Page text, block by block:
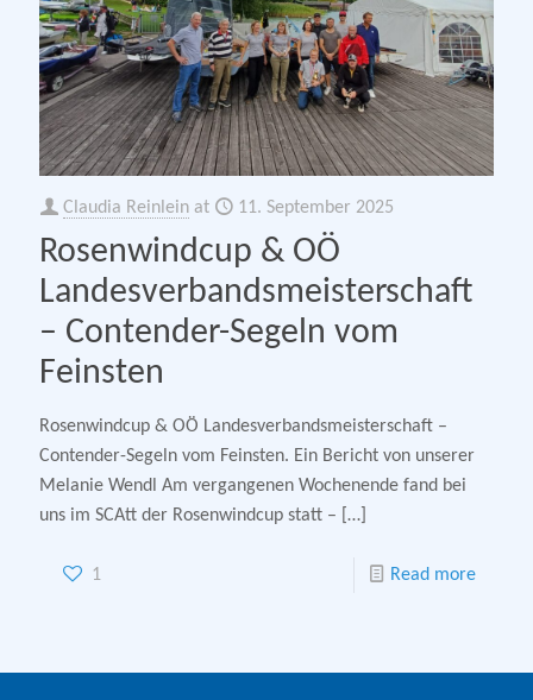
Claudia Reinlein at 11. September 2025
Rosenwindcup & OÖ
Landesverbandsmeisterschaft
– Contender-Segeln vom
Feinsten
Rosenwindcup & OÖ Landesverbandsmeisterschaft –
Contender-Segeln vom Feinsten. Ein Bericht von unserer
Melanie Wendl Am vergangenen Wochenende fand bei
uns im SCAtt der Rosenwindcup statt – […]
1 Read more